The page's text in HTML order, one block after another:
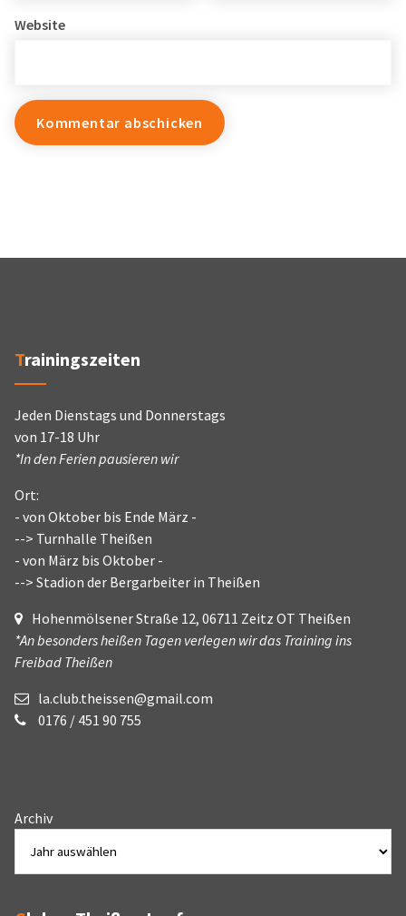
Website
Trainingszeiten
Jeden Dienstags und Donnerstags
von 17-18 Uhr
*In den Ferien pausieren wir
Ort:
- von Oktober bis Ende März -
--> Turnhalle Theißen
- von März bis Oktober -
--> Stadion der Bergarbeiter in Theißen
Hohenmölsener Straße 12, 06711 Zeitz OT Theißen
*An besonders heißen Tagen verlegen wir das Training ins
Freibad Theißen
la.club.theissen@gmail.com
0176 / 451 90 755
Archiv